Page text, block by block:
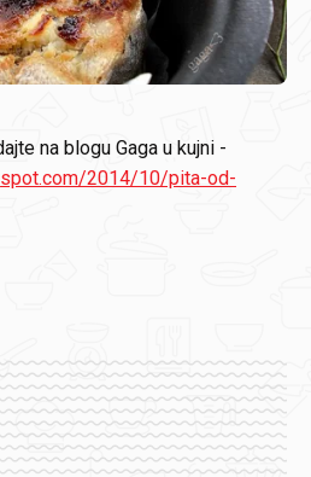
na blogu Gaga u kujni -
2014/10/pita-od-